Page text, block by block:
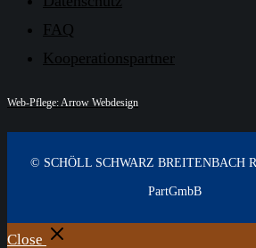
FAQ
Kooperationspartner
Web-Pflege: Arrow Webdesign
© SCHÖLL SCHWARZ BREITENBACH
PartGmbB
Close